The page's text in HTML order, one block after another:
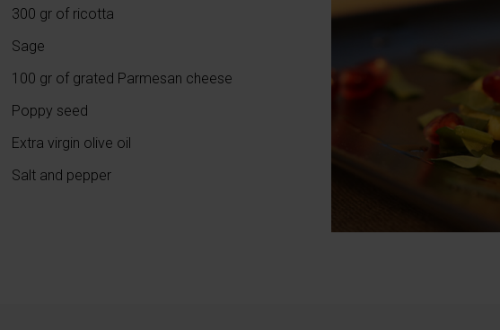
300 gr of ricotta
Sage
100 gr of grated Parmesan cheese
Poppy seed
Extra virgin olive oil
Salt and pepper